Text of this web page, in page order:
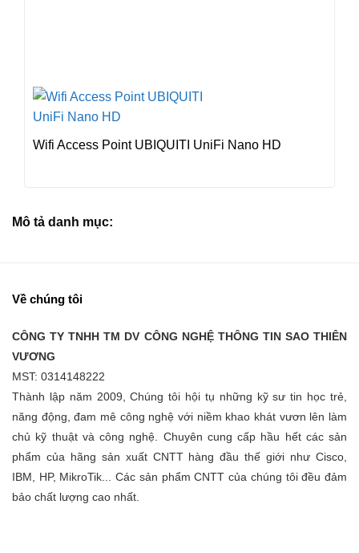
Wifi Access Point UBIQUITI UniFi Nano HD
Mô tả danh mục:
Về chúng tôi
CÔNG TY TNHH TM DV CÔNG NGHỆ THÔNG TIN SAO THIÊN
VƯƠNG
MST: 0314148222
Thành lập năm 2009, Chúng tôi hội tụ những kỹ sư tin học trẻ,
năng động, đam mê công nghệ với niềm khao khát vươn lên làm
chủ kỹ thuật và công nghệ. Chuyên cung cấp hầu hết các sản
phẩm của hãng sản xuất CNTT hàng đầu thế giới như Cisco,
IBM, HP, MikroTik... Các sản phẩm CNTT của chúng tôi đều đảm
bảo chất lượng cao nhất.